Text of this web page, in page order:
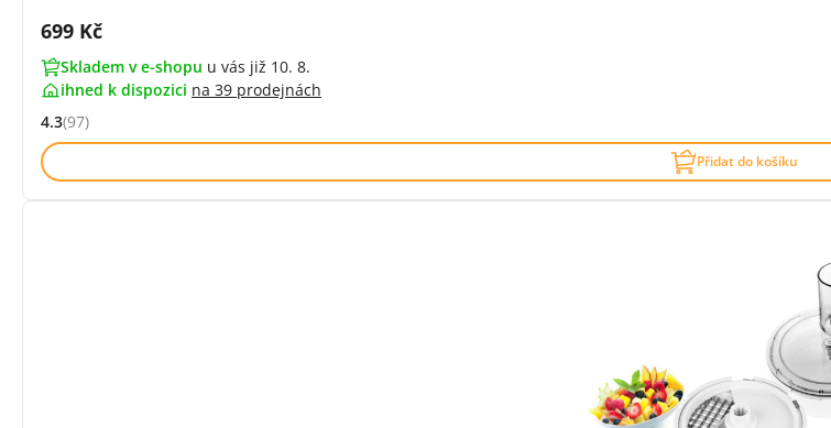
Cena s DPH:
699 Kč
Skladem v e-shopu u vás již 10. 8.
ihned k dispozici na 39 prodejnách
Hodnocení: 4.3 z 5 (97 recenzí)
4.3(97)
Přidat do košíku